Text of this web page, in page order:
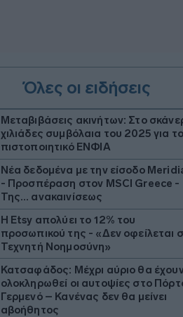
Όλες οι ειδήσεις
Μεταβιβάσεις ακινήτων: Στο
χιλιάδες συμβόλαια του 2025 για το
πιστοποιητικό ΕΝΦΙΑ
Νέα δεδομένα με την είσοδο
- Προσπέραση στον MSCI Greece -
Της… ανακαινίσεως
Η Etsy απολύει το 12% του
προσωπικού της - «Δεν οφείλεται
Τεχνητή Νοημοσύνη»
Κατσαφάδος: Μέχρι αύριο θα
ολοκληρωθεί οι αυτοψίες στο
Γερμενό – Κανένας δεν θα μείνει
αβοήθητος